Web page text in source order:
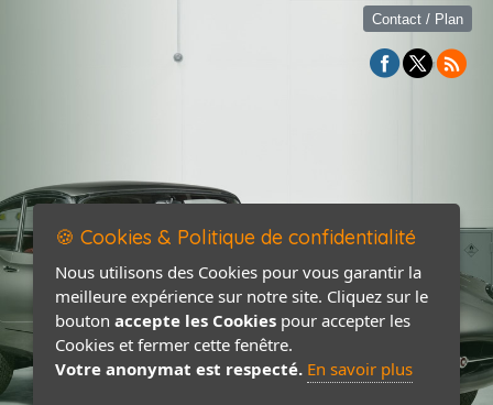
Contact / Plan
🍪 Cookies & Politique de confidentialité
Nous utilisons des Cookies pour vous garantir la
meilleure expérience sur notre site. Cliquez sur le
bouton accepte les Cookies pour accepter les
Cookies et fermer cette fenêtre.
Votre anonymat est respecté. En savoir plus